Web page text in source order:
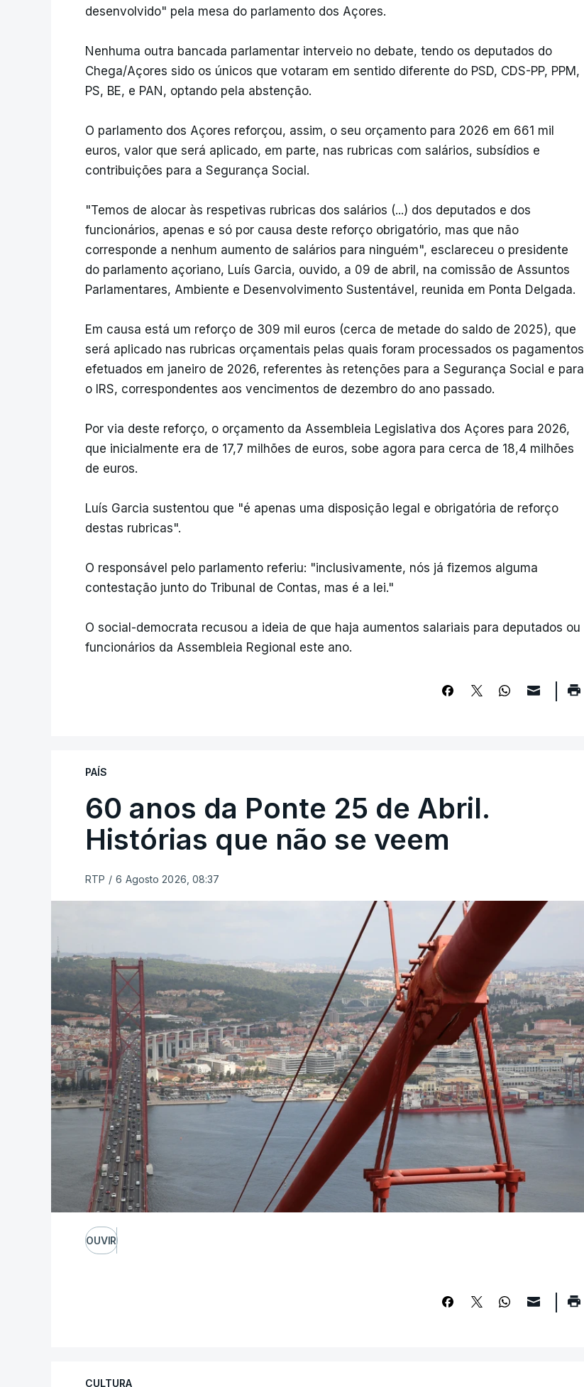
desenvolvido" pela mesa do parlamento dos Açores.
Nenhuma outra bancada parlamentar interveio no debate, tendo os deputados do
Chega/Açores sido os únicos que votaram em sentido diferente do PSD, CDS-PP, PPM,
PS, BE, e PAN, optando pela abstenção.
O parlamento dos Açores reforçou, assim, o seu orçamento para 2026 em 661 mil
euros, valor que será aplicado, em parte, nas rubricas com salários, subsídios e
contribuições para a Segurança Social.
"Temos de alocar às respetivas rubricas dos salários (...) dos deputados e dos
funcionários, apenas e só por causa deste reforço obrigatório, mas que não
corresponde a nenhum aumento de salários para ninguém", esclareceu o presidente
do parlamento açoriano, Luís Garcia, ouvido, a 09 de abril, na comissão de Assuntos
Parlamentares, Ambiente e Desenvolvimento Sustentável, reunida em Ponta Delgada.
Em causa está um reforço de 309 mil euros (cerca de metade do saldo de 2025), que
será aplicado nas rubricas orçamentais pelas quais foram processados os pagamentos
efetuados em janeiro de 2026, referentes às retenções para a Segurança Social e para
o IRS, correspondentes aos vencimentos de dezembro do ano passado.
Por via deste reforço, o orçamento da Assembleia Legislativa dos Açores para 2026,
que inicialmente era de 17,7 milhões de euros, sobe agora para cerca de 18,4 milhões
de euros.
Luís Garcia sustentou que "é apenas uma disposição legal e obrigatória de reforço
destas rubricas".
O responsável pelo parlamento referiu: "inclusivamente, nós já fizemos alguma
contestação junto do Tribunal de Contas, mas é a lei."
O social-democrata recusou a ideia de que haja aumentos salariais para deputados ou
funcionários da Assembleia Regional este ano.
PAÍS
60 anos da Ponte 25 de Abril.
Histórias que não se veem
RTP / 6 Agosto 2026, 08:37
OUVIR
CULTURA